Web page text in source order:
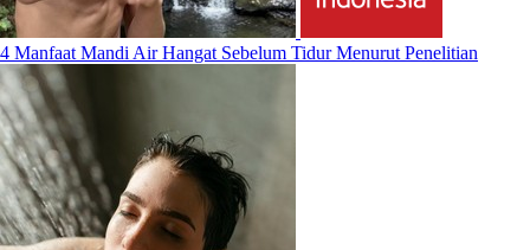
4 Manfaat Mandi Air Hangat Sebelum Tidur Menurut Penelitian